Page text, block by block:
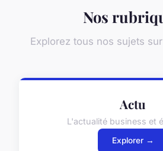
Nos
Explorez tous nos sujets
Actu
L'actualité business et
Explorer →